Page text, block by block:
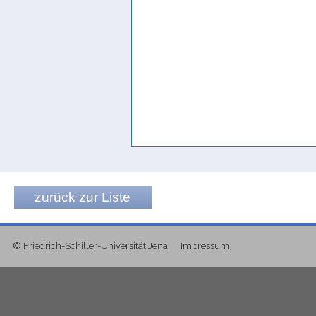
zurück zur Liste
© Friedrich-Schiller-Universität Jena Impressum